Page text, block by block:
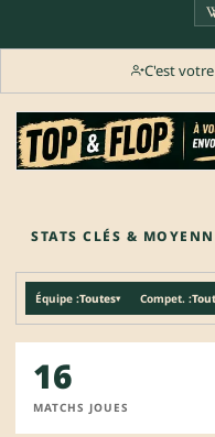
C'est
STATS CLÉS &
Équipe :Toutes▾ Compet. :
16
MATCHS JOUES